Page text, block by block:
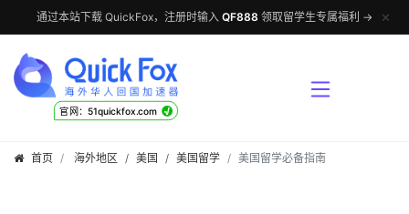
通过本站下载 QuickFox，注册时输入 QF888 领取留学生专属福利 → ✕
官网：51quickfox.com √
首页 海外地区 / 美国 / 美国留学 美国留学必备指南